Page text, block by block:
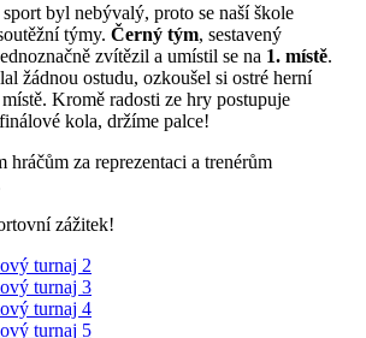
byl nebývalý, proto se naší škole
týmy. Černý tým, sestavený
zvítězil a umístil se na 1. místě.
žádnou ostudu, ozkoušel si ostré herní
Kromě radosti ze hry postupuje
kola, držíme palce!
hráčům za reprezentaci a trenérům
zážitek!